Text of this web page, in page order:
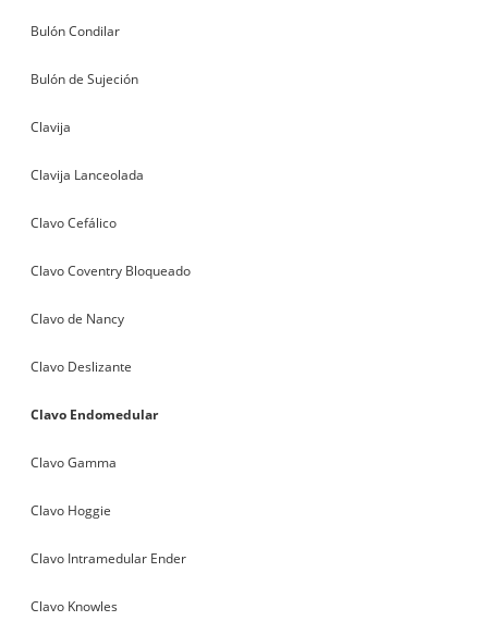
Bulón Condilar
Bulón de Sujeción
Clavija
Clavija Lanceolada
Clavo Cefálico
Clavo Coventry Bloqueado
Clavo de Nancy
Clavo Deslizante
Clavo Endomedular
Clavo Gamma
Clavo Hoggie
Clavo Intramedular Ender
Clavo Knowles